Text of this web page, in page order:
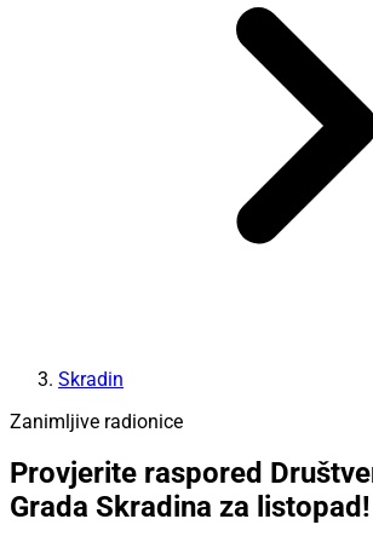
Skradin
Zanimljive radionice
Provjerite raspored
Grada Skradina za listopad!